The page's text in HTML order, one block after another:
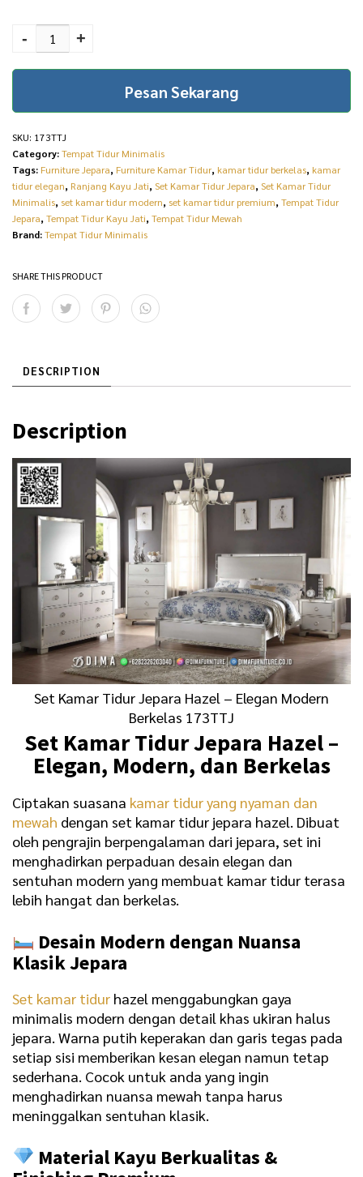
Hazel – Elegan Modern
Berkelas 173TTJ
quantity
- +
Pesan Sekarang
SKU: 173TTJ
Category:Tempat Tidur Minimalis
Tags: Furniture Jepara, Furniture Kamar Tidur, kamar tidur berkelas, kamar
tidur elegan, Ranjang Kayu Jati, Set Kamar Tidur Jepara, Set Kamar Tidur
Minimalis, set kamar tidur modern, set kamar tidur premium, Tempat Tidur
Jepara, Tempat Tidur Kayu Jati, Tempat Tidur Mewah
Brand:Tempat Tidur Minimalis
SHARE THIS PRODUCT
DESCRIPTION
Description
Set Kamar Tidur Jepara Hazel – Elegan Modern
Berkelas 173TTJ
Set Kamar Tidur Jepara Hazel –
Elegan, Modern, dan Berkelas
Ciptakan suasana kamar tidur yang nyaman dan
mewah dengan set kamar tidur jepara hazel. Dibuat
oleh pengrajin berpengalaman dari jepara, set ini
menghadirkan perpaduan desain elegan dan
sentuhan modern yang membuat kamar tidur terasa
lebih hangat dan berkelas.
Desain Modern dengan Nuansa
Klasik Jepara
Set kamar tidur hazel menggabungkan gaya
minimalis modern dengan detail khas ukiran halus
jepara. Warna putih keperakan dan garis tegas pada
setiap sisi memberikan kesan elegan namun tetap
sederhana. Cocok untuk anda yang ingin
menghadirkan nuansa mewah tanpa harus
meninggalkan sentuhan klasik.
Material Kayu Berkualitas &